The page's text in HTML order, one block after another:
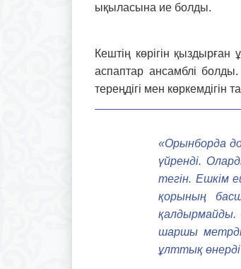
ықыласына ие болды.
Кештің көрігін
аспаптар ан­самблі
тереңдігі мен көркемдігін
«Орынборда
үйренді.
тегін. Ешкім
қорының
шаршы метрді
ұлттық өнерді